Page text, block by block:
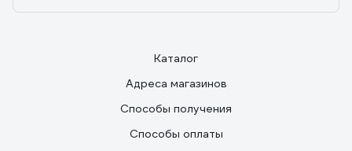
Каталог
Адреса магазинов
Способы получения
Способы оплаты